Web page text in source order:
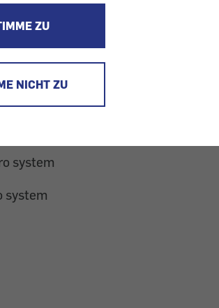
ZU
NICHT ZU
getestet. 13 davon schnitten mit
Test:
system
system